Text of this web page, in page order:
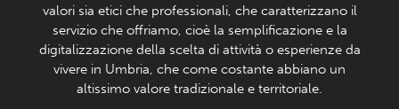
valori sia etici che professionali, che caratterizzano il
servizio che offriamo, cioè la semplificazione e la
digitalizzazione della scelta di attività o esperienze da
vivere in Umbria, che come costante abbiano un
altissimo valore tradizionale e territoriale.